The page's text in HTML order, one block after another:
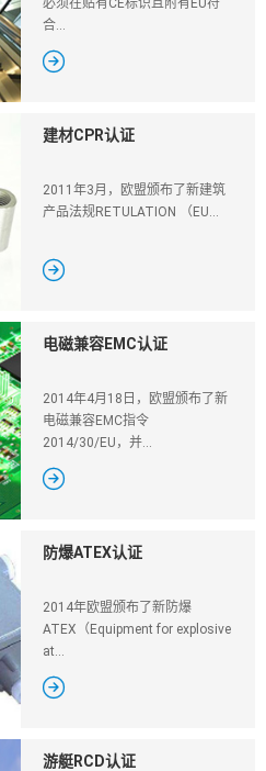
必须在贴有CE标识且附有EU符
合...

建材CPR认证
2011年3月，欧盟颁布了新建筑
产品法规RETULATION （EU...

电磁兼容EMC认证
2014年4月18日，欧盟颁布了新
电磁兼容EMC指令
2014/30/EU，并...

防爆ATEX认证
2014年欧盟颁布了新防爆
ATEX（Equipment for explosive
at...

游艇RCD认证